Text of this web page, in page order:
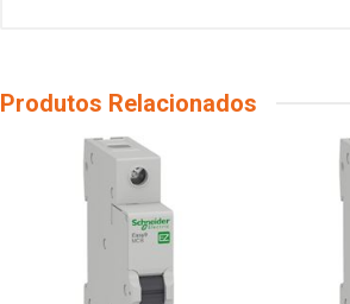
Produtos Relacionados